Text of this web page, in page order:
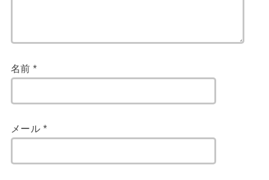
名前*
メール *